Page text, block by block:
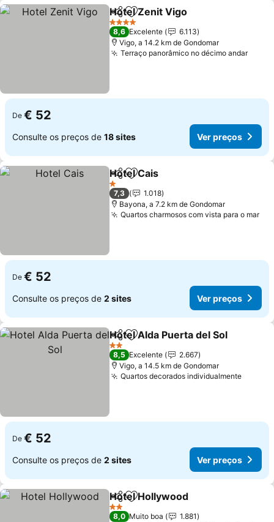
PartilharAdicionar aos favoritos
Hotel Zenit Vigo
4 Estrelas
8,6 Excelente
6.113
Vigo, a 14.2 km de Gondomar
Terraço panorâmico no décimo andarVer
De € 52
Consulte os preços de 18 sites Ver preços
PartilharAdicionar aos favoritos
Hotel Cais
1 Estrelas
7,3
1.018
Bayona, a 7.2 km de Gondomar
Quartos charmosos com vista para o mar
De € 52
Consulte os preços de 2 sites Ver preços
PartilharAdicionar aos favoritos
Hotel Alda Puerta del Sol
2 Estrelas
8,5 Excelente
2.667
Vigo, a 14.5 km de Gondomar
Quartos decorados individualmenteVer
De € 52
Consulte os preços de 2 sites Ver preços
PartilharAdicionar aos favoritos
Hotel Hollywood
2 Estrelas
8,0 Muito boa
1.881